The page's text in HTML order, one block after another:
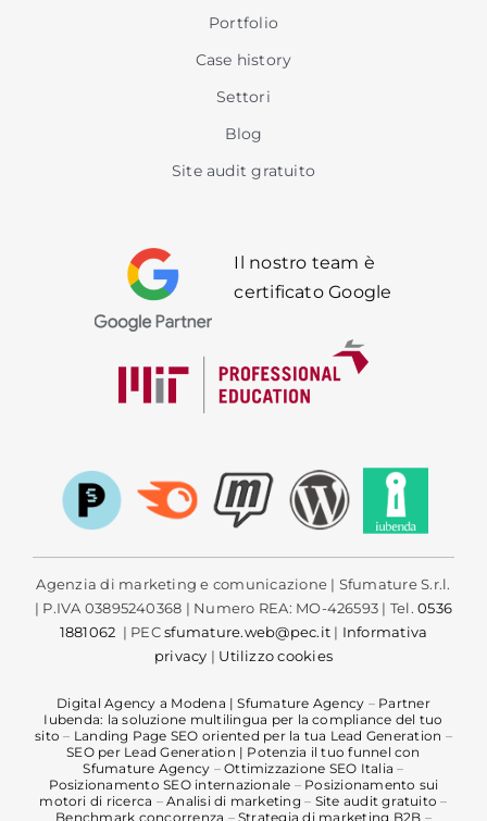
Portfolio
Case history
Settori
Blog
Site audit gratuito
Il nostro team è
certificato Google
Agenzia di marketing e comunicazione | Sfumature S.r.l.
| P.IVA 03895240368 | Numero REA: MO-426593 | Tel.0536
1881062 | PECsfumature.web@pec.it | Informativa
privacy | Utilizzo cookies
Digital Agency a Modena | Sfumature Agency – Partner
Iubenda: la soluzione multilingua per la compliance del tuo
sito – Landing Page SEO oriented per la tua Lead Generation –
SEO per Lead Generation | Potenzia il tuo funnel con
Sfumature Agency –Ottimizzazione SEO Italia –
Posizionamento SEO internazionale – Posizionamento sui
motori di ricerca –Analisi di marketing – Site audit gratuito –
Benchmark concorrenza –Strategia di marketing B2B –